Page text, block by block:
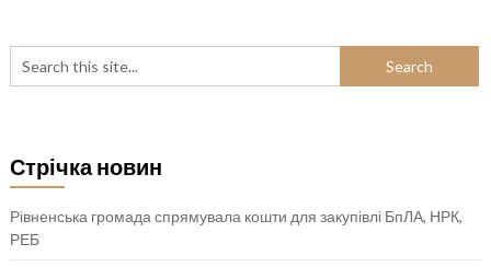
Стрічка новин
Рівненська громада спрямувала кошти для закупівлі БпЛА, НРК,
РЕБ